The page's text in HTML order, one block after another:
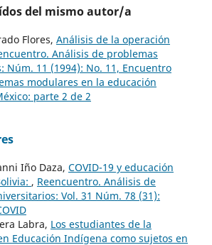
del mismo autor/a
Flores, Análisis de la operación
Análisis de problemas
Núm. 11 (1994): No. 11, Encuentro
modulares en la educación
parte 2 de 2
Iño Daza, COVID-19 y educación
, Reencuentro. Análisis de
Vol. 31 Núm. 78 (31):
Labra, Los estudiantes de la
Educación Indígena como sujetos en